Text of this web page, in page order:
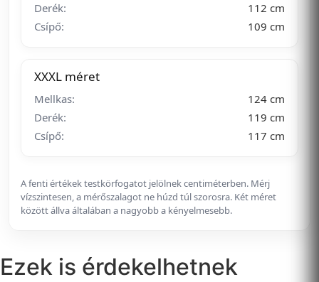
Derék:
112 cm
Csípő:
109 cm
XXXL méret
Mellkas:
124 cm
Derék:
119 cm
Csípő:
117 cm
A fenti értékek testkörfogatot jelölnek centiméterben. Mérj
vízszintesen, a mérőszalagot ne húzd túl szorosra. Két méret
között állva általában a nagyobb a kényelmesebb.
Ezek is érdekelhetnek